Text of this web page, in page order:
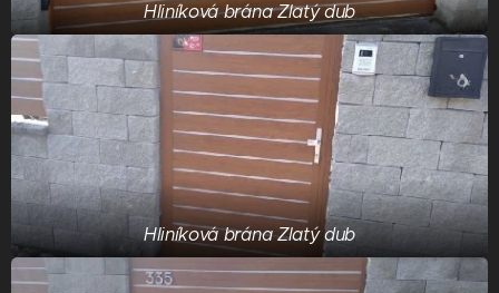
Hliníková brána Zlatý dub
Hliníková brána Zlatý dub